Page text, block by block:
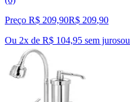
Preço R$ 209,90R$ 209,90
Ou 2x de R$ 104,95 sem jurosou